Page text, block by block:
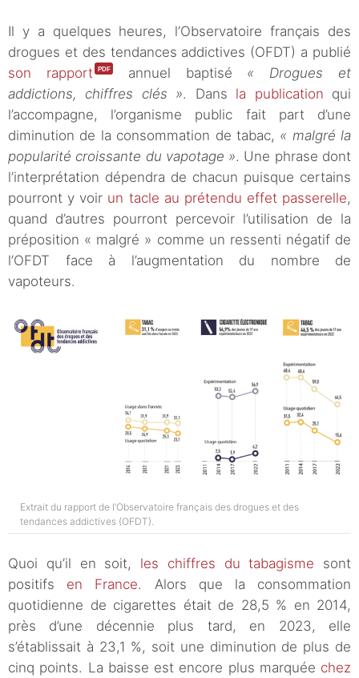
Il y a quelques heures, l’Observatoire français des
drogues et des tendances addictives (OFDT) a publié
son rapport
annuel baptisé « Drogues et
addictions, chiffres clés ». Dans la publication qui
l’accompagne, l’organisme public fait part d’une
diminution de la consommation de tabac, « malgré la
popularité croissante du vapotage ». Une phrase dont
l’interprétation dépendra de chacun puisque certains
pourront y voir un tacle au prétendu effet passerelle,
quand d’autres pourront percevoir l’utilisation de la
préposition « malgré » comme un ressenti négatif de
l’OFDT face à l’augmentation du nombre de
vapoteurs.
Extrait du rapport de l’Observatoire français des drogues et des
tendances addictives (OFDT).
Quoi qu’il en soit, les chiffres du tabagisme sont
positifs en France. Alors que la consommation
quotidienne de cigarettes était de 28,5 % en 2014,
près d’une décennie plus tard, en 2023, elle
s’établissait à 23,1 %, soit une diminution de plus de
cinq points. La baisse est encore plus marquée chez